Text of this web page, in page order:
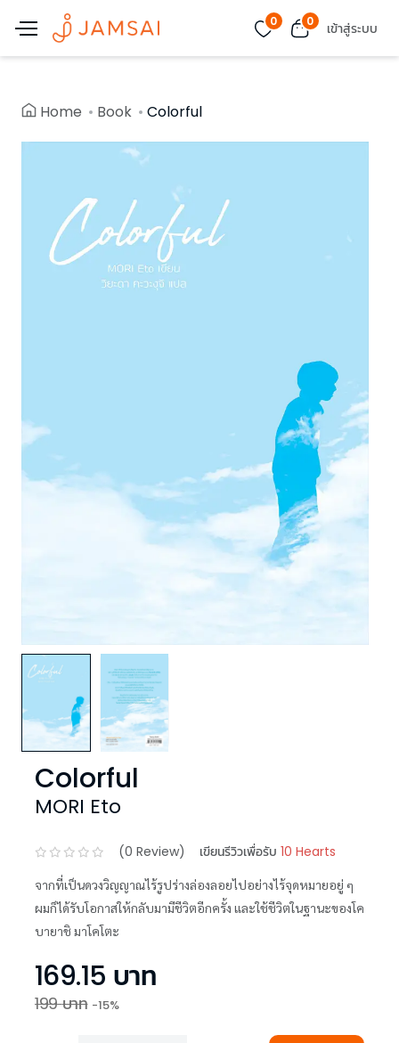
0 0 เข้าสู่ระบบ
Home Book Colorful
Colorful
MORI Eto
(0 Review) เขียนรีวิวเพื่อรับ 10 Hearts
จากที่เป็นดวงวิญญาณไร้รูปร่างล่องลอยไปอย่างไร้จุดหมายอยู่ ๆ
ผมก็ได้รับโอกาสให้กลับมามีชีวิตอีกครั้ง และใช้ชีวิตในฐานะของโค
บายาชิ มาโคโตะ
169.15 บาท
199บาท -15%